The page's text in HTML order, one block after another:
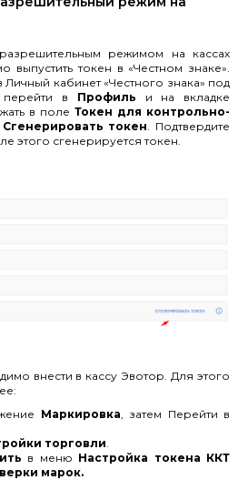
режимом на кассах
выпустить токен в «Честном знаке».
кабинет «Честного знака» под
в Профиль и на вкладке
в поле Токен для контрольно-
Сгенерировать токен. Подтвердите
этого сгенерируется токен.
внести в кассу Эвотор. Для этого
Маркировка , затем Перейти в
торговли
в меню Настройка токена ККТ
марок.